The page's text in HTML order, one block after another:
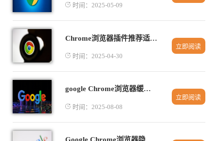
时间：2025-05-09
Chrome浏览器插件推荐适合多语言页面翻译功能
时间：2025-04-30
立即阅读
google Chrome浏览器缓存占用过大清理方法及教程
时间：2025-08-08
立即阅读